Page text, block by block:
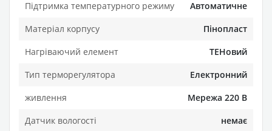
Підтримка температурного режиму
Автоматичне
Матеріал корпусу
Пінопласт
Нагріваючий елемент
ТЕНовий
Тип терморегулятора
Електронний
живлення
Мережа 220 В
Датчик вологості
немає